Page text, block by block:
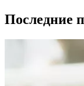
Последние